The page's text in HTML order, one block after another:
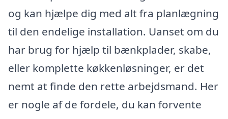
og kan hjælpe dig med alt fra planlægning
til den endelige installation. Uanset om du
har brug for hjælp til bænkplader, skabe,
eller komplette køkkenløsninger, er det
nemt at finde den rette arbejdsmand. Her
er nogle af de fordele, du kan forvente